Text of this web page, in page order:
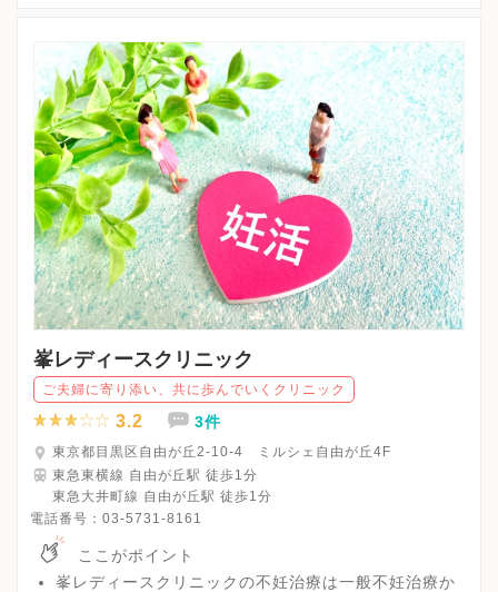
峯レディースクリニック
ご夫婦に寄り添い、共に歩んでいくクリニック
3.2 3件
東京都目黒区自由が丘2-10-4 ミルシェ自由が丘4F
東急東横線 自由が丘駅 徒歩1分
東急大井町線 自由が丘駅 徒歩1分
電話番号： 03-5731-8161
ここがポイント
峯レディースクリニックの不妊治療は一般不妊治療か